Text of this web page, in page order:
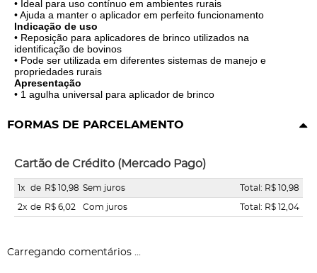
• Ideal para uso contínuo em ambientes rurais
• Ajuda a manter o aplicador em perfeito funcionamento
Indicação de uso
• Reposição para aplicadores de brinco utilizados na
identificação de bovinos
• Pode ser utilizada em diferentes sistemas de manejo e
propriedades rurais
Apresentação
• 1 agulha universal para aplicador de brinco
FORMAS DE PARCELAMENTO
Cartão de Crédito (Mercado Pago)
1x de R$ 10,98 Sem juros Total: R$ 10,98
2x de R$ 6,02 Com juros Total: R$ 12,04
Carregando comentários ...